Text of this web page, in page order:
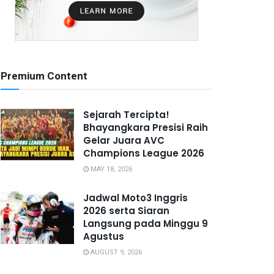
Premium Content
Sejarah Tercipta!
Bhayangkara Presisi Raih
Gelar Juara AVC
Champions League 2026
MAY 18, 2026
Jadwal Moto3 Inggris
2026 serta Siaran
Langsung pada Minggu 9
Agustus
AUGUST 9, 2026